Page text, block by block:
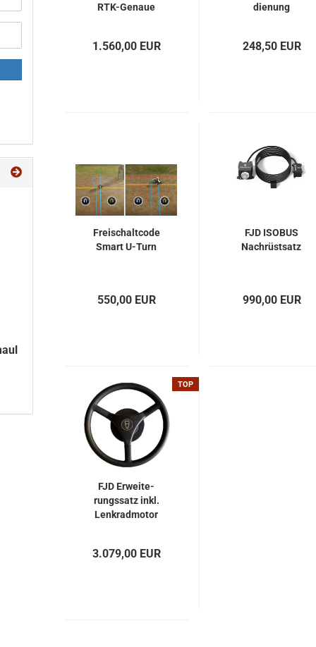
RTK-​Ge­naue
1.560,00 EUR
die­nung
248,50 EUR
Frei­schalt­code
Smart U-​Turn
550,00 EUR
FJD ISO­BUS
Nach­rüst­satz
990,00 EUR
TOP
FJD Er­wei­te­
rungs­satz inkl.
Lenk­rad­mo­tor
3.079,00 EUR